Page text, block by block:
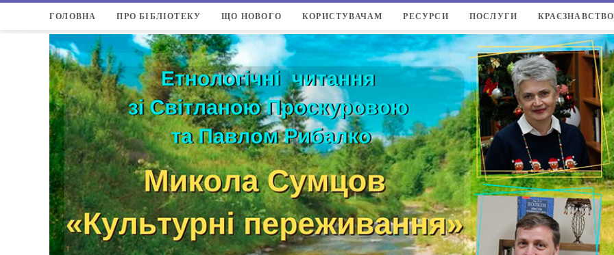
ГОЛОВНА ПРО БІБЛІОТЕКУ ЩО НОВОГО КОРИСТУВАЧАМ РЕСУРСИ ПОСЛУГИ КРАЄЗНАВСТВО